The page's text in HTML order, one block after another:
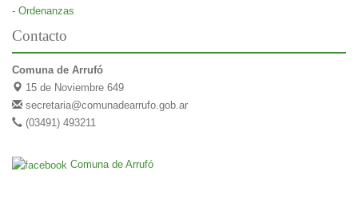
- Ordenanzas
Contacto
Comuna de Arrufó
15 de Noviembre 649
secretaria@comunadearrufo.gob.ar
(03491) 493211
Comuna de Arrufó